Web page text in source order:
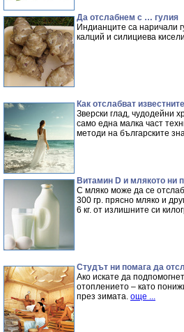
Да отслабнем с … гулия
Индианците са наричали
калций и силициева
Как отслабват
Зверски глад, чудодейни
само една малка част
методи на българските
Витамин D и млякото ни
С мляко може да се
300 гр. прясно мляко и
6 кг. от излишните си
Студът ни помага да
Ако искате да
отоплението – като
през зимата. още ...